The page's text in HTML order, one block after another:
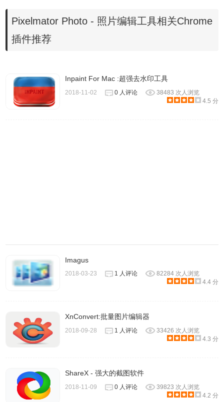
7.使用“色阶”调整设置黑色，白色和灰色点，快速提高亮度，
对比度和颜色。
8.使用“曲线”调整以令人难以置信的精度调整光照和颜色。
9.混合红色，绿色和蓝色平衡，以在图像中创建强烈的色彩
10.使用“替换颜色”调整替换任何其他颜色。
11.即使从彩色照片中创建美丽的黑色和白色。
12.使用淡化调整清除照片中的对比度并使其呈现褪色效果。
3.使用来自相同的2000万照片Core ML算法的知识，自动微
调单个调整，如亮度，白平衡，可选颜色和色彩平衡。
4.使用机器学习驱动的ML Crop智能裁剪照片。
各种主题设计。
2.创建并保存自己的自定义预设。
3.黑白预设基于经典的黑白模拟电影，用于创建真实的单色
4.Cinematic预设模拟橙色和蓝绿色外观，让您快速添加醒目
的色彩对比。
Pixelmator Photo - 照片编辑工具相关Chrome
插件推荐
Inpaint For Mac :超强去水印工具
2018-11-02 0 人评论
38483 次人浏览
4.5 分
Imagus
2018-03-23 1 人评论
82284 次人浏览
4.4 分
XnConvert:批量图片编辑器
2018-09-28 1 人评论
33426 次人浏览
4.3 分
ShareX - 强大的截图软件
2018-11-09 0 人评论
39823 次人浏览
4.2 分